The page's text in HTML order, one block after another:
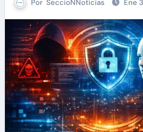
Por SeccioNNoticias Ene